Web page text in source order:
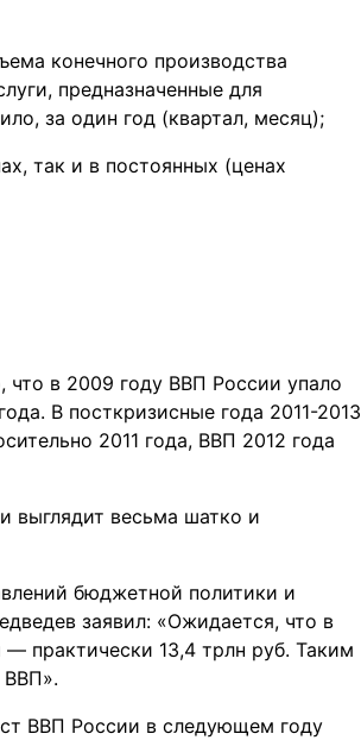
конечного производства
предназначенные для
за один год (квартал, месяц);
так и в постоянных (ценах
в 2009 году ВВП России упало
В посткризисные года 2011-2013
2011 года, ВВП 2012 года
выглядит весьма шатко и
бюджетной политики и
заявил: «Ожидается, что в
практически 13,4 трлн руб. Таким
ВВП».
ВВП России в следующем году